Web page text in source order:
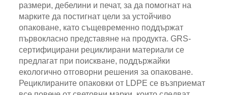
размери, дебелини и печат, за да помогнат на
марките да постигнат цели за устойчиво
опаковане, като същевременно поддържат
първокласно представяне на продукта. GRS-
сертифицирани рециклирани материали се
предлагат при поискване, поддържайки
екологично отговорни решения за опаковане.
Рециклираните опаковки от LDPE се възприемат